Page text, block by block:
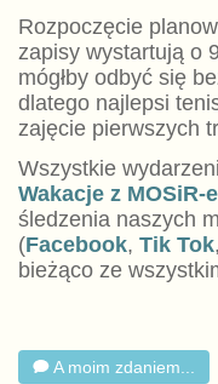
Rozpoczęcie
zapisy wystartują o
mógłby odbyć się
dlatego najlepsi
zajęcie pierwszych
Wszystkie
Wakacje z MOSiR-
śledzenia naszych
(Facebook, Tik Tok,
bieżąco ze
A moim zdaniem...